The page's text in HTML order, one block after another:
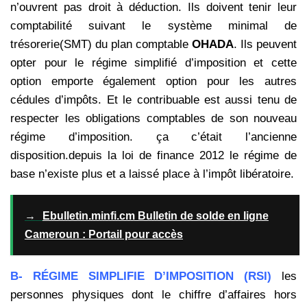
n’ouvrent pas droit à déduction. Ils doivent tenir leur
comptabilité suivant le système minimal de
trésorerie(SMT) du plan comptable OHADA. Ils peuvent
opter pour le régime simplifié d’imposition et cette
option emporte également option pour les autres
cédules d’impôts. Et le contribuable est aussi tenu de
respecter les obligations comptables de son nouveau
régime d’imposition. ça c’était l’ancienne
disposition.depuis la loi de finance 2012 le régime de
base n’existe plus et a laissé place à l’impôt libératoire.
→
Ebulletin.minfi.cm Bulletin de solde en ligne
Cameroun : Portail pour accès
B- RÉGIME SIMPLIFIE D’IMPOSITION (RSI) les
personnes physiques dont le chiffre d’affaires hors